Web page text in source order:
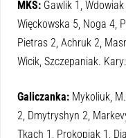
MKS: Gawlik 1,
Więckowska 5, Noga 4,
Pietras 2, Achruk 2,
Wicik, Szczepaniak.
Galiczanka: Mykoliuk,
2, Dmytryshyn 2,
Tkach 1, Prokopiak 1,